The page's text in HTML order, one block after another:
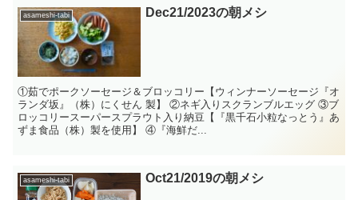
asameshi-tabi Dec21/2023の朝メシ
①茹でポークソーセージ＆ブロッコリー【ウィンナーソーセージ『オ
ランダ坂』（株）にくせん 製】 ②ネギ入りスクランブルエッグ ③ブ
ロッコリースーパースプラウト入り納豆【『黒千石小粒なっとう』あ
ずま食品（株）製を使用】 ④『海鮮だ...
asameshi-tabi Oct21/2019の朝メシ